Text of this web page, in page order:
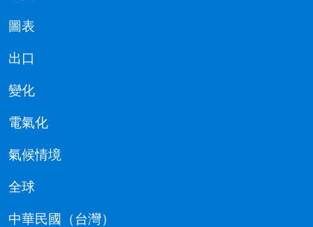
圖表
出口
變化
電氣化
氣候情境
全球
中華民國（台灣）